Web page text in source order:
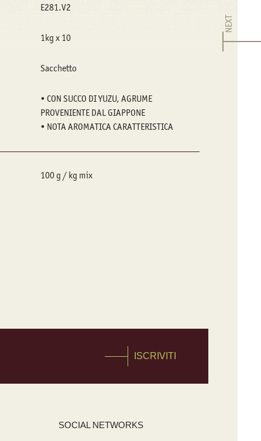
E281.V2
1kg x 10
Sacchetto
• CON SUCCO DI YUZU, AGRUME
PROVENIENTE DAL GIAPPONE
• NOTA AROMATICA CARATTERISTICA
100 g / kg mix
NEXT
ISCRIVITI
SOCIAL NETWORKS